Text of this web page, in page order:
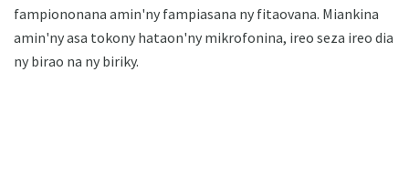
fampiononana amin'ny fampiasana ny fitaovana. Miankina
amin'ny asa tokony hataon'ny mikrofonina, ireo seza ireo dia
ny birao na ny biriky.